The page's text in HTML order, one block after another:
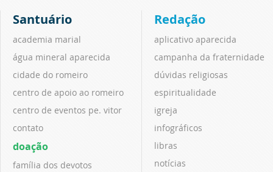
Santuário
academia marial
água mineral aparecida
cidade do romeiro
centro de apoio ao romeiro
centro de eventos pe. vitor
contato
doação
família dos devotos
Redação
aplicativo aparecida
campanha da fraternidade
dúvidas religiosas
espiritualidade
igreja
infográficos
libras
notícias